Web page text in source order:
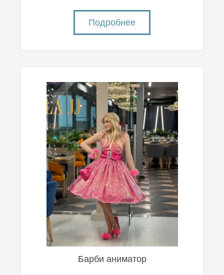
Подробнее
Барби аниматор